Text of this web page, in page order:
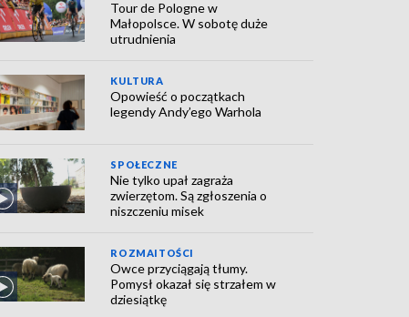
Tour de Pologne w
Małopolsce. W sobotę duże
utrudnienia
KULTURA
Opowieść o początkach
legendy Andy’ego Warhola
SPOŁECZNE
Nie tylko upał zagraża
zwierzętom. Są zgłoszenia o
niszczeniu misek
ROZMAITOŚCI
Owce przyciągają tłumy.
Pomysł okazał się strzałem w
dziesiątkę